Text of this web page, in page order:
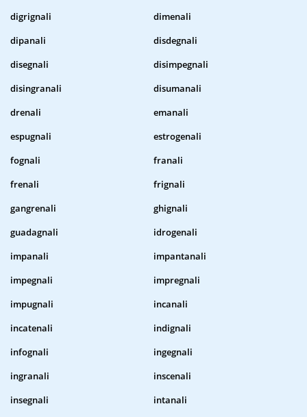
digrignali
dimenali
dipanali
disdegnali
disegnali
disimpegnali
disingranali
disumanali
drenali
emanali
espugnali
estrogenali
fognali
franali
frenali
frignali
gangrenali
ghignali
guadagnali
idrogenali
impanali
impantanali
impegnali
impregnali
impugnali
incanali
incatenali
indignali
infognali
ingegnali
ingranali
inscenali
insegnali
intanali